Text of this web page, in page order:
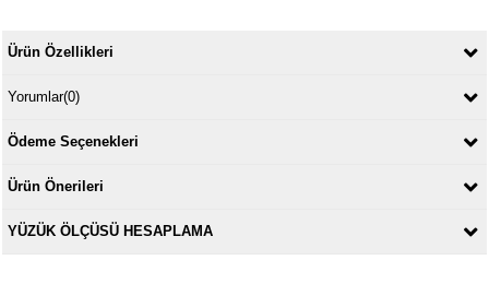
Ürün Özellikleri
Yorumlar(0)
Ödeme Seçenekleri
Ürün Önerileri
YÜZÜK ÖLÇÜSÜ HESAPLAMA